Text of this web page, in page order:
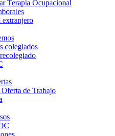
Terapia Ocupacional
extranjero
colegiados
de Trabajo